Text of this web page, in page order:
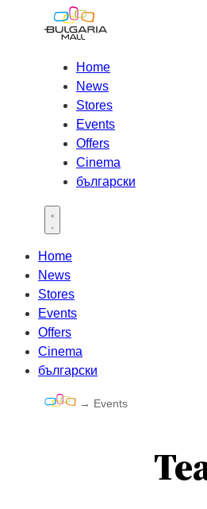
Home
News
Stores
Events
Offers
Cinema
български
Open main menu
Home
News
Stores
Events
Offers
Cinema
български
→ Events